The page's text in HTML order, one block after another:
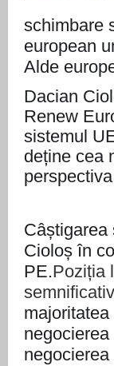
schimbare
european
Alde
Dacian
Renew
sistemul
deține cea
Câștigarea
Cioloș în
PE.Poziția